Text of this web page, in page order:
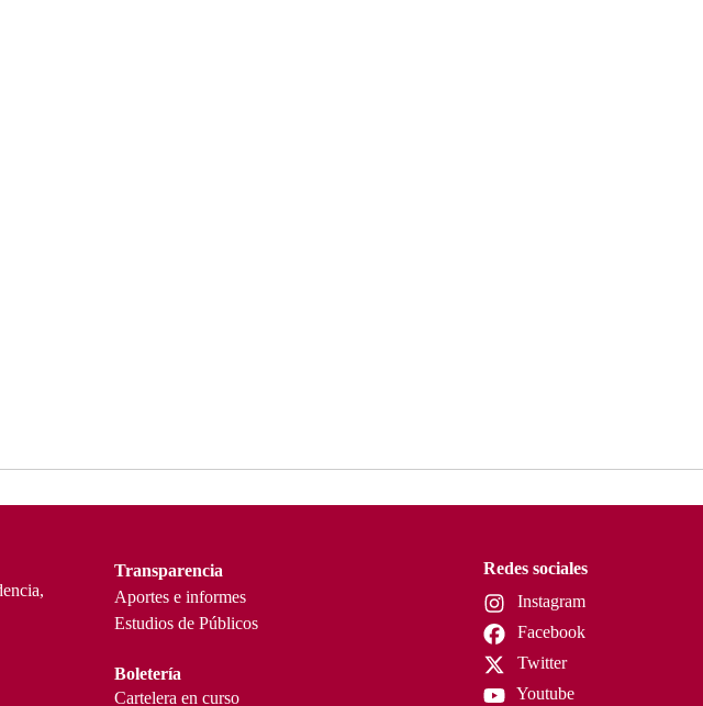
Transparencia
Aportes e informes
Estudios de Públicos
Boletería
Cartelera en curso
Redes sociales
Instagram
Facebook
Twitter
Youtube